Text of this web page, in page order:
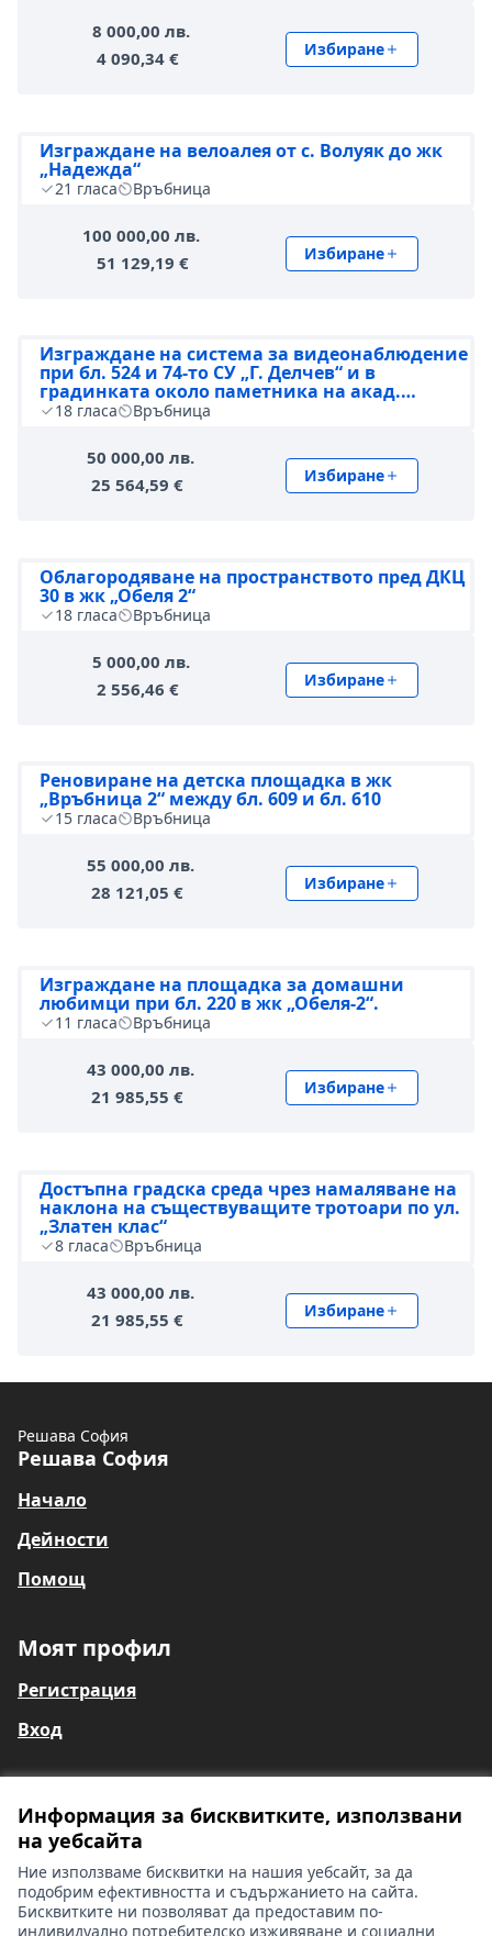
Информация за бисквитките, използвани
на уебсайта
Ние използваме бисквитки на нашия уебсайт, за да
подобрим ефективността и съдържанието на сайта.
Бисквитките ни позволяват да предоставим по-
индивидуално потребителско изживяване и социални
8 000,00 лв.
4 090,34 €
Избиране
Изграждане на велоалея от с. Волуяк до жк
„Надежда“
21 гласа Връбница
100 000,00 лв.
51 129,19 €
Избиране
Изграждане на система за видеонаблюдение
при бл. 524 и 74-то СУ „Г. Делчев“ и в
градинката около паметника на акад.
Дмитрий Лихачов
18 гласа Връбница
50 000,00 лв.
25 564,59 €
Избиране
Облагородяване на пространството пред ДКЦ
30 в жк „Обеля 2“
18 гласа Връбница
5 000,00 лв.
2 556,46 €
Избиране
Реновиране на детска площадка в жк
„Връбница 2“ между бл. 609 и бл. 610
15 гласа Връбница
55 000,00 лв.
28 121,05 €
Избиране
Изграждане на площадка за домашни
любимци при бл. 220 в жк „Обеля-2“.
11 гласа Връбница
43 000,00 лв.
21 985,55 €
Избиране
Достъпна градска среда чрез намаляване на
наклона на съществуващите тротоари по ул.
„Златен клас“
8 гласа Връбница
43 000,00 лв.
21 985,55 €
Избиране
Решава София
Решава София
Начало
Дейности
Помощ
Моят профил
Регистрация
Вход
Общи условия
Информация за глухи и сляпо-глухи лица
Настройки на бисквитките